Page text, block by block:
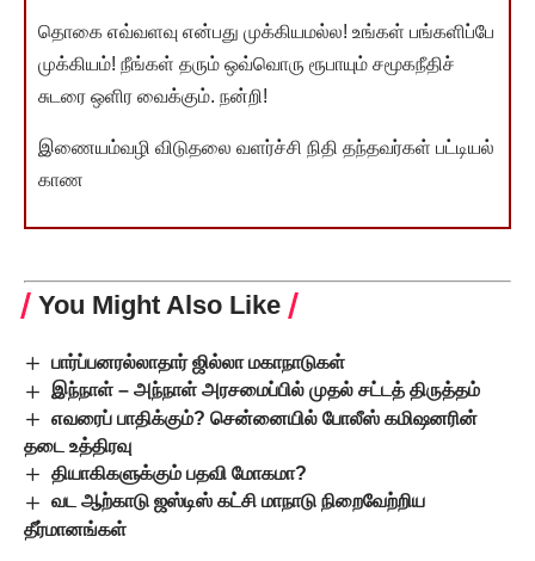
தொகை எவ்வளவு என்பது முக்கியமல்ல! உங்கள் பங்களிப்பே
முக்கியம்! நீங்கள் தரும் ஒவ்வொரு ரூபாயும் சமூகநீதிச்
சுடரை ஒளிர வைக்கும். நன்றி!
இணையம்வழி விடுதலை வளர்ச்சி நிதி தந்தவர்கள் பட்டியல்
காண
You Might Also Like
பார்ப்பனரல்லாதார் ஜில்லா மகாநாடுகள்
இந்நாள் – அந்நாள் அரசமைப்பில் முதல் சட்டத் திருத்தம்
எவரைப் பாதிக்கும்? சென்னையில் போலீஸ் கமிஷனரின்
தடை உத்திரவு
தியாகிகளுக்கும் பதவி மோகமா?
வட ஆற்காடு ஜஸ்டிஸ் கட்சி மாநாடு நிறைவேற்றிய
தீர்மானங்கள்